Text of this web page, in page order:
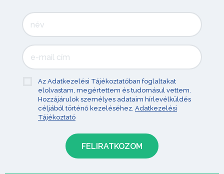
Az Adatkezelési Tájékoztatóban foglaltakat
elolvastam, megértettem és tudomásul vettem.
Hozzájárulok személyes adataim hírlevélküldés
céljából történő kezeléséhez. Adatkezelési
Tájékoztató